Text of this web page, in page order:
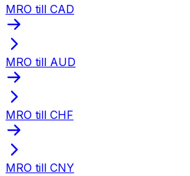
MRO till CAD
MRO till AUD
MRO till CHF
MRO till CNY